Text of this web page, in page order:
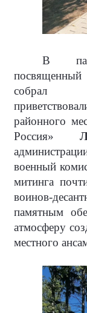
В
собрал
районного
Россия»
военный
митинга
воинов-
памятным
атмосферу
местного